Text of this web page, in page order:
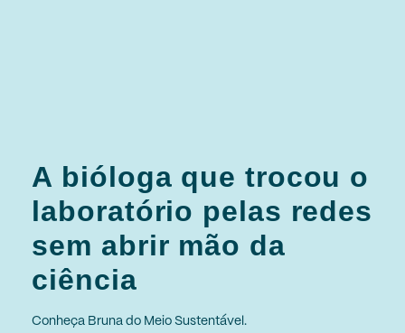
A bióloga que trocou o
laboratório pelas redes
sem abrir mão da
ciência
Conheça Bruna do Meio Sustentável.